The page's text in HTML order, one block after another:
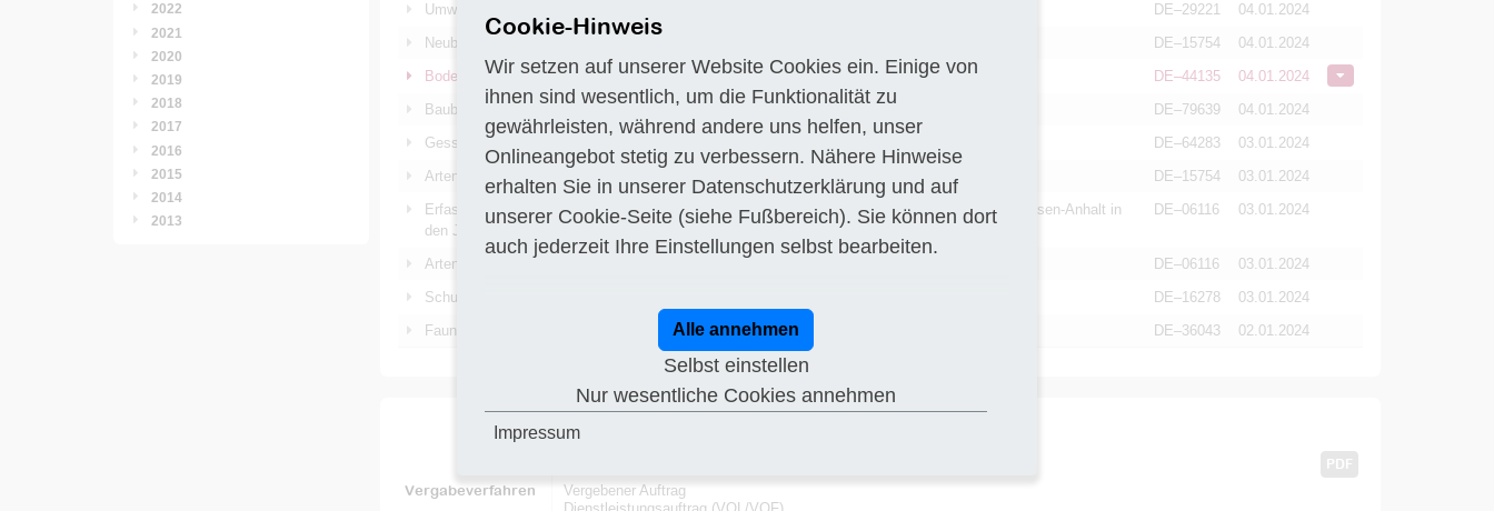
2022
2021
2020
2019
2018
2017
2016
2015
2014
2013
Umweltfachliche Begleitung der Planfeststellung Strecke Soltau-Lüneburg
DE–29221
04.01.2024
Neubau eines Sportvereinshauses
DE–15754
04.01.2024
Bodenkundliche Baubegleitung IGA
DE–44135
04.01.2024
Baubegleitende Bodenbeprobung
DE–79639
04.01.2024
Gessamtlösung eines geodätischen Programmsystems
DE–64283
03.01.2024
Artenschutzgutachten für Neubau Sportvereinshaus
DE–15754
03.01.2024
Erfassung der Brutbestände wertgebender Vogelarten in Vogelschutzgebieten des Landes Sachsen-Anhalt in
den Jahren 2024 bis 2027
DE–06116 03.01.2024
Arten-Monitoring nach Artikel 11 und 17 der FFH-Richtlinie in Sachsen-Anhalt DE–06116
03.01.2024
Schulergänzungsbau der Gustav- Bruhn- Schule - Archäologische Untersuchung
DE–16278
03.01.2024
Faunistische Kartierung
DE–36043 02.01.2024
PDF
Vergabeverfahren
Vergebener Auftrag
Cookie-Hinweis
Wir setzen auf unserer Website Cookies ein. Einige von
ihnen sind wesentlich, um die Funktionalität zu
gewährleisten, während andere uns helfen, unser
Onlineangebot stetig zu verbessern. Nähere Hinweise
erhalten Sie in unserer Datenschutzerklärung und auf
unserer Cookie-Seite (siehe Fußbereich). Sie können dort
auch jederzeit Ihre Einstellungen selbst bearbeiten.
Alle annehmen
Selbst einstellen
Nur wesentliche Cookies annehmen
Impressum